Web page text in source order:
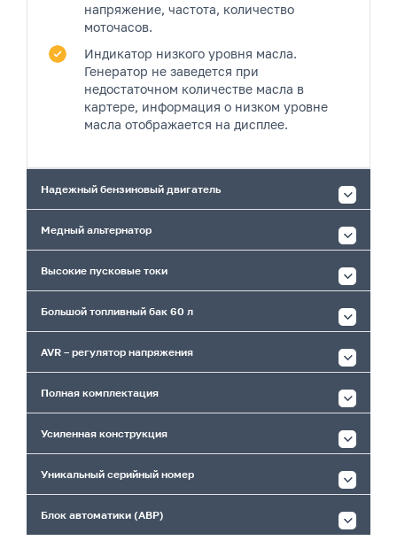
напряжение, частота, количество
моточасов.
Индикатор низкого уровня масла.
Генератор не заведется при
недостаточном количестве масла в
картере, информация о низком уровне
масла отображается на дисплее.
Надежный бензиновый двигатель
Медный альтернатор
Высокие пусковые токи
Большой топливный бак 60 л
AVR – регулятор напряжения
Полная комплектация
Усиленная конструкция
Уникальный серийный номер
Блок автоматики (АВР)